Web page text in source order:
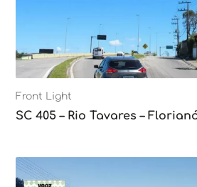
Front Light
SC 405 – Rio Tavares –